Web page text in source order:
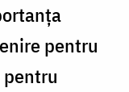
pentru